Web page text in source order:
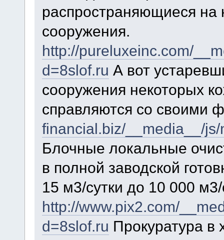
распространяющиеся на
сооружения.
http://pureluxeinc.com/
d=8slof.ru А вот
сооружения некоторых
справляются со своими
financial.biz/__media__/
Блочные локальные
в полной заводской
15 м3/сутки до 10 000 м3/
http://www.pix2.com/
d=8slof.ru Прокуратура в